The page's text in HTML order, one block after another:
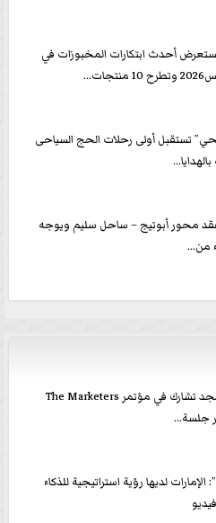
أحدث ابتكارات المخبوزات في
تستقبل أولى رحلات الحج السياحى
محور أبوتيج – ساحل سليم ويوجه
من...
د. داليا أبو المجد تشارك في مؤتمر The Marketers
الإمارات لديها رؤية استراتيجية للذكاء